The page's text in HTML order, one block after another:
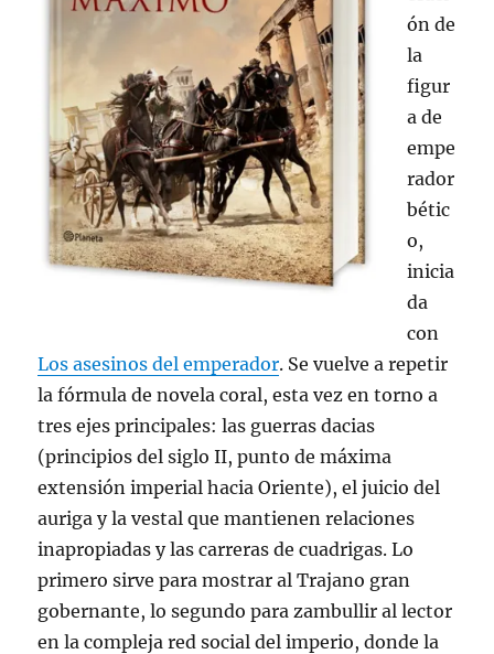
ón de
la
figur
a de
empe
rador
bétic
o,
inicia
da
con
Los asesinos del emperador. Se vuelve a repetir
la fórmula de novela coral, esta vez en torno a
tres ejes principales: las guerras dacias
(principios del siglo II, punto de máxima
extensión imperial hacia Oriente), el juicio del
auriga y la vestal que mantienen relaciones
inapropiadas y las carreras de cuadrigas. Lo
primero sirve para mostrar al Trajano gran
gobernante, lo segundo para zambullir al lector
en la compleja red social del imperio, donde la